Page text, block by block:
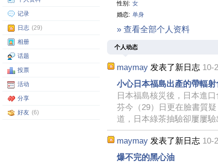
记录
日志 (29)
相册
话题
投票
活动
分享
好友 (6)
性别: 女
婚恋: 单身
» 查看全部个人资料
个人动态
maymay 发表了新日志 10-
小心日本福島出產的帶輻射
日本福島核災後，日本進
芬今（29）日更在臉書質
道，日本綠茶抽驗卻屢屢驗
maymay 发表了新日志 10-
爆不完的黑心油